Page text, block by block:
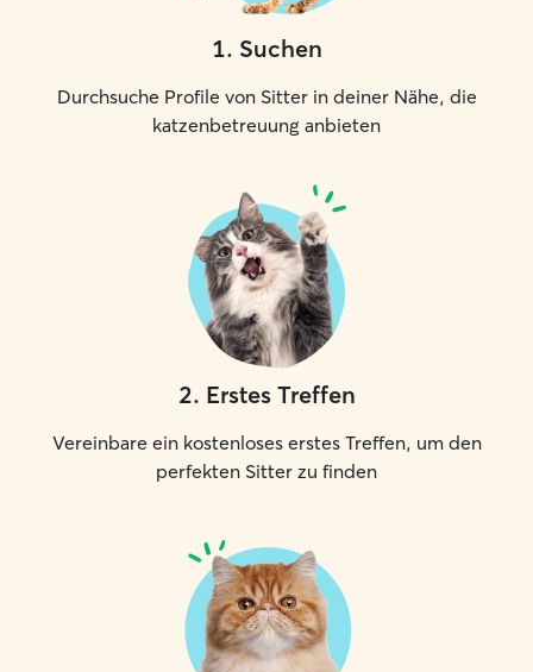
1. Suchen
Durchsuche Profile von Sitter in deiner Nähe, die
katzenbetreuung anbieten
2. Erstes Treffen
Vereinbare ein kostenloses erstes Treffen, um den
perfekten Sitter zu finden